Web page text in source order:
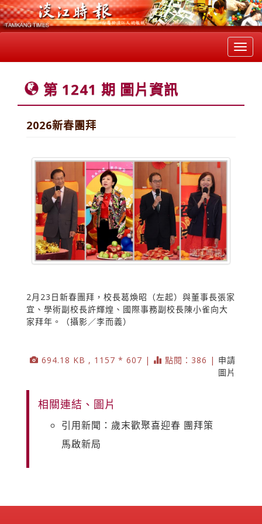
第 1241 期 圖片資訊
2026新春團拜
2月23日新春團拜，校長葛煥昭（左起）與董事長張家
宜、學術副校長許輝煌、國際事務副校長陳小雀向大
家拜年。（攝影／李而義）
694.18 KB , 1157 * 607 | 點閱：386 | 申請
圖片
相關連結、圖片
引用新聞：歲末歡聚喜迎春 團拜策
馬啟新局